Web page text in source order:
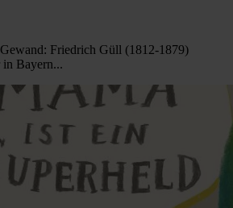
Friedrich Güll (1812-1879)
in Bayern...